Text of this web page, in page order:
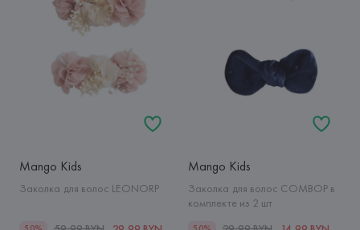
Mango Kids
Заколка для волос LEONORP
Mango Kids
Заколка для волос COMBOP в
комплекте из 2 шт